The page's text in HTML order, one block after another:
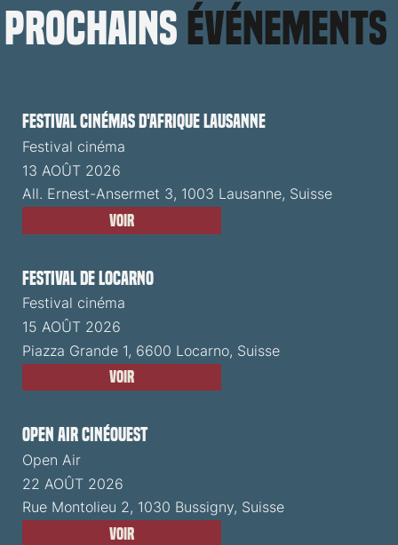
prochains événements
Festival cinémas d'Afrique Lausanne
Festival cinéma
13 AOÛT 2026
All. Ernest-Ansermet 3, 1003 Lausanne, Suisse
Voir
Festival de Locarno
Festival cinéma
15 AOÛT 2026
Piazza Grande 1, 6600 Locarno, Suisse
Voir
Open Air CinéOuest
Open Air
22 AOÛT 2026
Rue Montolieu 2, 1030 Bussigny, Suisse
Voir